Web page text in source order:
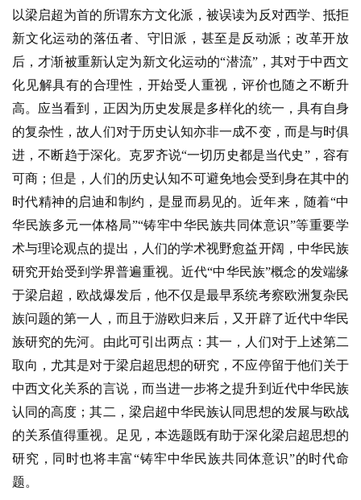
以梁启超为首的所谓东方文化派，被误读为反对西学、抵拒
新文化运动的落伍者、守旧派，甚至是反动派；改革开放
后，才渐被重新认定为新文化运动的“潜流”，其对于中西文
化见解具有的合理性，开始受人重视，评价也随之不断升
高。应当看到，正因为历史发展是多样化的统一，具有自身
的复杂性，故人们对于历史认知亦非一成不变，而是与时俱
进，不断趋于深化。克罗齐说“一切历史都是当代史”，容有
可商；但是，人们的历史认知不可避免地会受到身在其中的
时代精神的启迪和制约，是显而易见的。近年来，随着“中
华民族多元一体格局”“铸牢中华民族共同体意识”等重要学
术与理论观点的提出，人们的学术视野愈益开阔，中华民族
研究开始受到学界普遍重视。近代“中华民族”概念的发端缘
于梁启超，欧战爆发后，他不仅是最早系统考察欧洲复杂民
族问题的第一人，而且于游欧归来后，又开辟了近代中华民
族研究的先河。由此可引出两点：其一，人们对于上述第二
取向，尤其是对于梁启超思想的研究，不应停留于他们关于
中西文化关系的言说，而当进一步将之提升到近代中华民族
认同的高度；其二，梁启超中华民族认同思想的发展与欧战
的关系值得重视。足见，本选题既有助于深化梁启超思想的
研究，同时也将丰富“铸牢中华民族共同体意识”的时代命
题。